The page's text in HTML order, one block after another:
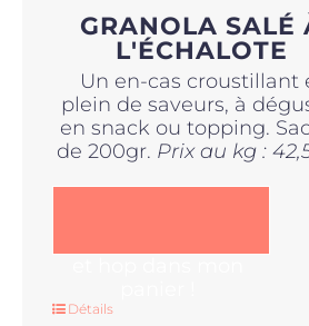
GRANOLA SALÉ
L'ÉCHALOTE
Un en-cas croustillant
plein de saveurs, à
en snack ou topping.
de 200gr. Prix au kg :
Détails